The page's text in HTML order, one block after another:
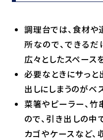
調理台では、食材
所なので、できる
広々としたスペース
必要なときにサっと
出しにしまうのがベス
菜箸やピーラー、
ので、引き出しの中
カゴやケースなど